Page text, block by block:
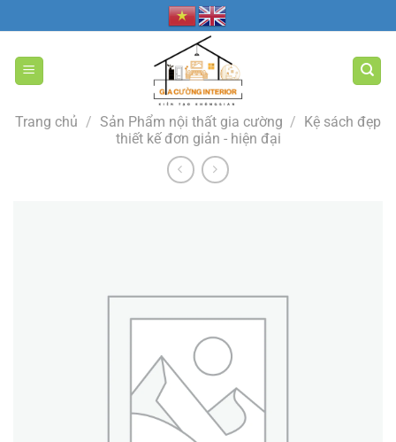
qua
nội
dung
Trang chủ / Sản Phẩm nội thất gia cường / Kệ sách đẹp
thiết kế đơn giản - hiện đại